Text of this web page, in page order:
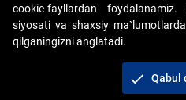
Copyright © 2017-2026. "Elektron
tashkil etish" AJ. Barcha huquqlar
cookie-fayllardan
siyosati va shaxsiy
qilganingizni anglatadi.
check Qabul